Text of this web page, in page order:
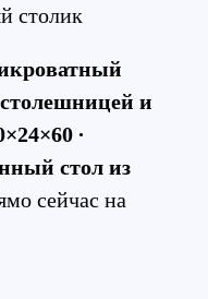
столик
и
∙
стол из
сейчас на